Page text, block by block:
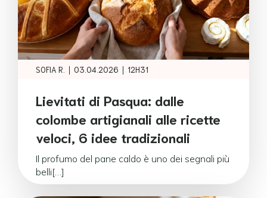
SOFIA R. | 03.04.2026 | 12H31
Lievitati di Pasqua: dalle
colombe artigianali alle ricette
veloci, 6 idee tradizionali
Il profumo del pane caldo è uno dei segnali più
belli[…]